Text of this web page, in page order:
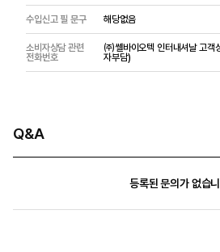
수입신고 필 문구 해당없음
소비자상담 관련
전화번호
㈜쎌바이오텍 인터내셔날
자부담)
Q&A
등록된 문의가 없습